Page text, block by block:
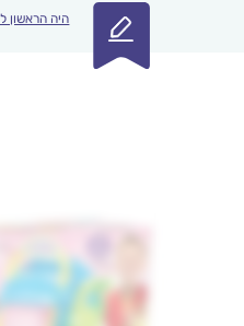
היה הראשון